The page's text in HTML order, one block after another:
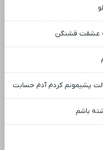
عشقت قشنگن
پشیمونم کردم آدم حسابت
باشم